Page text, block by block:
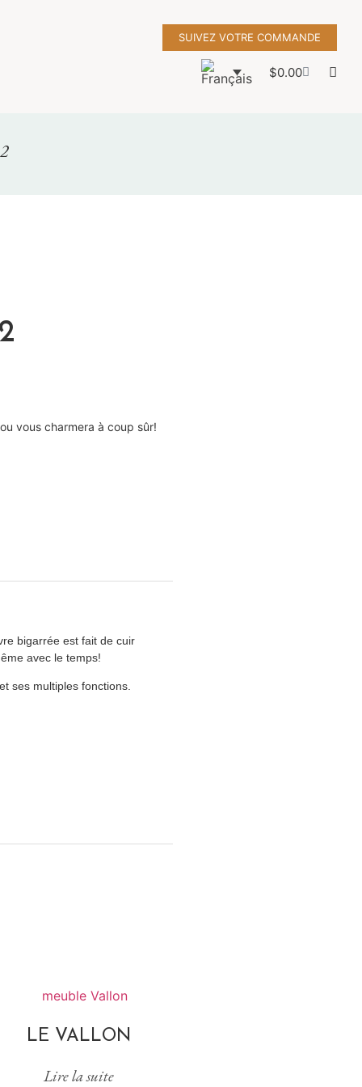
SUIVEZ VOTRE COMMANDE
$0.00
vous charmera à coup sûr!
bigarrée est fait de cuir
avec le temps!
ses multiples fonctions.
LE VALLON
Lire la suite